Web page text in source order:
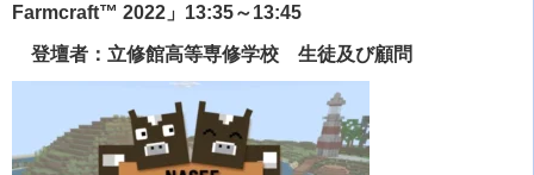
Farmcraft™ 2022」13:35～13:45
登壇者：立修館高等専修学校 生徒及び顧問